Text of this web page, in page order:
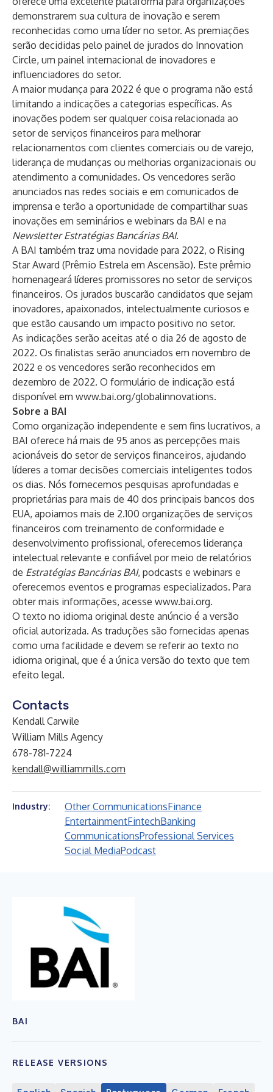
demonstrarem sua cultura de inovação e serem
reconhecidas como uma líder no setor. As premiações
serão decididas pelo painel de jurados do Innovation
Circle, um painel internacional de inovadores e
influenciadores do setor.
A maior mudança para 2022 é que o programa não está
limitando a indicações a categorias específicas. As
inovações podem ser qualquer coisa relacionada ao
setor de serviços financeiros para melhorar
relacionamentos com clientes comerciais ou de varejo,
liderança de mudanças ou melhorias organizacionais ou
atendimento a comunidades. Os vencedores serão
anunciados nas redes sociais e em comunicados de
imprensa e terão a oportunidade de compartilhar suas
inovações em seminários e webinars da BAI e na
Newsletter Estratégias Bancárias BAI.
A BAI também traz uma novidade para 2022, o Rising
Star Award (Prêmio Estrela em Ascensão). Este prêmio
homenageará líderes promissores no setor de serviços
financeiros. Os jurados buscarão candidatos que sejam
inovadores, apaixonados, intelectualmente curiosos e
que estão causando um impacto positivo no setor.
As indicações serão aceitas até o dia 26 de agosto de
2022. Os finalistas serão anunciados em novembro de
2022 e os vencedores serão reconhecidos em
dezembro de 2022. O formulário de indicação está
disponível em www.bai.org/globalinnovations.
Sobre a BAI
Como organização independente e sem fins lucrativos, a
BAI oferece há mais de 95 anos as percepções mais
acionáveis ​​do setor de serviços financeiros, ajudando
líderes a tomar decisões comerciais inteligentes todos
os dias. Nós fornecemos pesquisas aprofundadas e
proprietárias para mais de 40 dos principais bancos dos
EUA, apoiamos mais de 2.100 organizações de serviços
financeiros com treinamento de conformidade e
desenvolvimento profissional, oferecemos liderança
intelectual relevante e confiável por meio de relatórios
de Estratégias Bancárias BAI, podcasts e webinars e
oferecemos eventos e programas especializados. Para
obter mais informações, acesse www.bai.org.
O texto no idioma original deste anúncio é a versão
oficial autorizada. As traduções são fornecidas apenas
como uma facilidade e devem se referir ao texto no
idioma original, que é a única versão do texto que tem
efeito legal.
Contacts
Kendall Carwile
William Mills Agency
678-781-7224
kendall@williammills.com
Industry: Other CommunicationsFinance
EntertainmentFintechBanking
CommunicationsProfessional Services
Social MediaPodcast
BAI
RELEASE VERSIONS